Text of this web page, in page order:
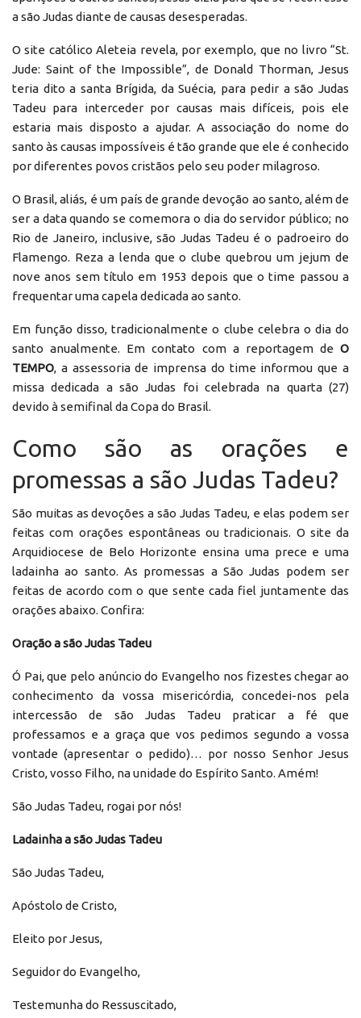
a são Judas diante de causas desesperadas.
O site católico Aleteia revela, por exemplo, que no livro “St.
Jude: Saint of the Impossible”, de Donald Thorman, Jesus
teria dito a santa Brígida, da Suécia, para pedir a são Judas
Tadeu para interceder por causas mais difíceis, pois ele
estaria mais disposto a ajudar. A associação do nome do
santo às causas impossíveis é tão grande que ele é conhecido
por diferentes povos cristãos pelo seu poder milagroso.
O Brasil, aliás, é um país de grande devoção ao santo, além de
ser a data quando se comemora o dia do servidor público; no
Rio de Janeiro, inclusive, são Judas Tadeu é o padroeiro do
Flamengo. Reza a lenda que o clube quebrou um jejum de
nove anos sem título em 1953 depois que o time passou a
frequentar uma capela dedicada ao santo.
Em função disso, tradicionalmente o clube celebra o dia do
santo anualmente. Em contato com a reportagem de O
TEMPO, a assessoria de imprensa do time informou que a
missa dedicada a são Judas foi celebrada na quarta (27)
devido à semifinal da Copa do Brasil.
Como são as orações e
promessas a são Judas Tadeu?
São muitas as devoções a são Judas Tadeu, e elas podem ser
feitas com orações espontâneas ou tradicionais. O site da
Arquidiocese de Belo Horizonte ensina uma prece e uma
ladainha ao santo. As promessas a São Judas podem ser
feitas de acordo com o que sente cada fiel juntamente das
orações abaixo. Confira:
Oração a são Judas Tadeu
Ó Pai, que pelo anúncio do Evangelho nos fizestes chegar ao
conhecimento da vossa misericórdia, concedei-nos pela
intercessão de são Judas Tadeu praticar a fé que
professamos e a graça que vos pedimos segundo a vossa
vontade (apresentar o pedido)… por nosso Senhor Jesus
Cristo, vosso Filho, na unidade do Espírito Santo. Amém!
São Judas Tadeu, rogai por nós!
Ladainha a são Judas Tadeu
São Judas Tadeu,
Apóstolo de Cristo,
Eleito por Jesus,
Seguidor do Evangelho,
Testemunha do Ressuscitado,